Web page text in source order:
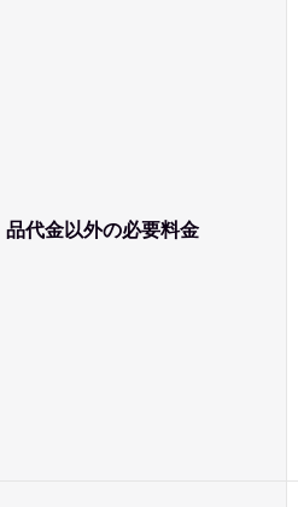
品代金以外の必要料金